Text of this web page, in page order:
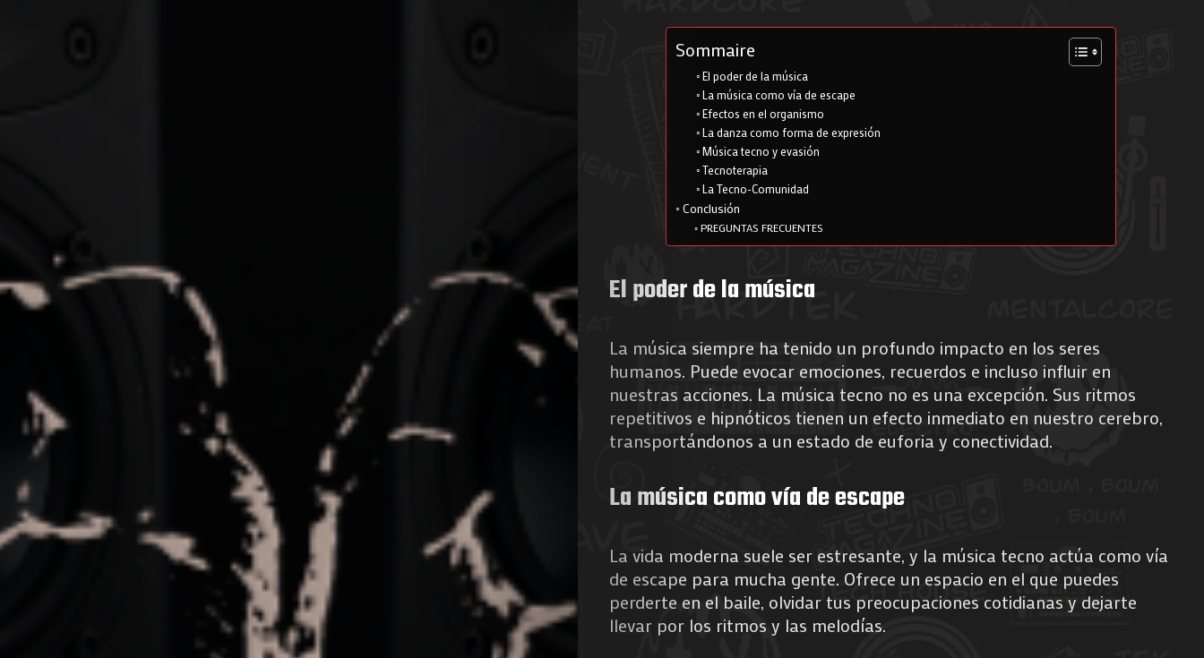
Agenda
Galerie
Photos
Magazine
Sommaire
El poder de la música
La música como vía de escape
Efectos en el organismo
La danza como forma de expresión
Música tecno y evasión
Tecnoterapia
La Tecno-Comunidad
Conclusión
PREGUNTAS FRECUENTES
El poder de la música
La música siempre ha tenido un profundo impacto en los seres
humanos. Puede evocar emociones, recuerdos e incluso influir en
nuestras acciones. La música tecno no es una excepción. Sus ritmos
repetitivos e hipnóticos tienen un efecto inmediato en nuestro cerebro,
transportándonos a un estado de euforia y conectividad.
La música como vía de escape
La vida moderna suele ser estresante, y la música tecno actúa como vía
de escape para mucha gente. Ofrece un espacio en el que puedes
perderte en el baile, olvidar tus preocupaciones cotidianas y dejarte
llevar por los ritmos y las melodías.